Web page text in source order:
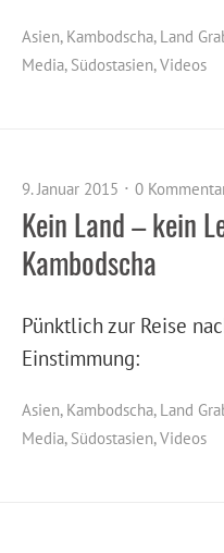
Asien, Kambodscha, Land
Media, Südostasien,Videos
9. Januar 2015 0
Kein Land – kein
Kambodscha
Pünktlich zur Reise
Einstimmung:
Asien, Kambodscha, Land
Media, Südostasien,Videos